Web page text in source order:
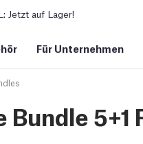
Jetzt auf Lager!
Für Unternehmen
5+1